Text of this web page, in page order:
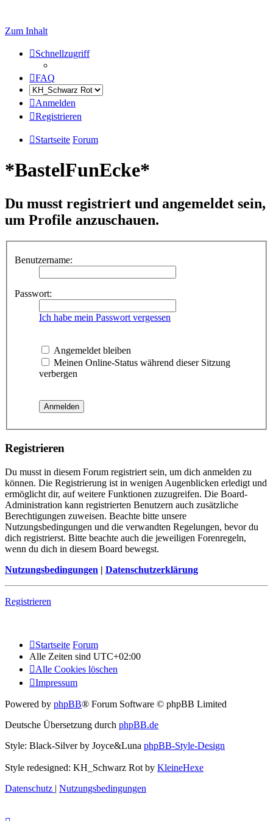
Zum Inhalt
Schnellzugriff
FAQ
Anmelden
Registrieren
Startseite Forum
*BastelFunEcke*
Du musst registriert und angemeldet sein,
um Profile anzuschauen.
Benutzername:
Passwort:
Ich habe mein Passwort vergessen
Angemeldet bleiben
Meinen Online-Status während dieser Sitzung
verbergen
Registrieren
Du musst in diesem Forum registriert sein, um dich anmelden zu
können. Die Registrierung ist in wenigen Augenblicken erledigt und
ermöglicht dir, auf weitere Funktionen zuzugreifen. Die Board-
Administration kann registrierten Benutzern auch zusätzliche
Berechtigungen zuweisen. Beachte bitte unsere
Nutzungsbedingungen und die verwandten Regelungen, bevor du
dich registrierst. Bitte beachte auch die jeweiligen Forenregeln,
wenn du dich in diesem Board bewegst.
Nutzungsbedingungen | Datenschutzerklärung
Registrieren
Startseite Forum
Alle Zeiten sind UTC+02:00
Alle Cookies löschen
Impressum
Powered by phpBB® Forum Software © phpBB Limited
Deutsche Übersetzung durch phpBB.de
Style: Black-Silver by Joyce&Luna phpBB-Style-Design
Style redesigned: KH_Schwarz Rot by KleineHexe
Datenschutz | Nutzungsbedingungen